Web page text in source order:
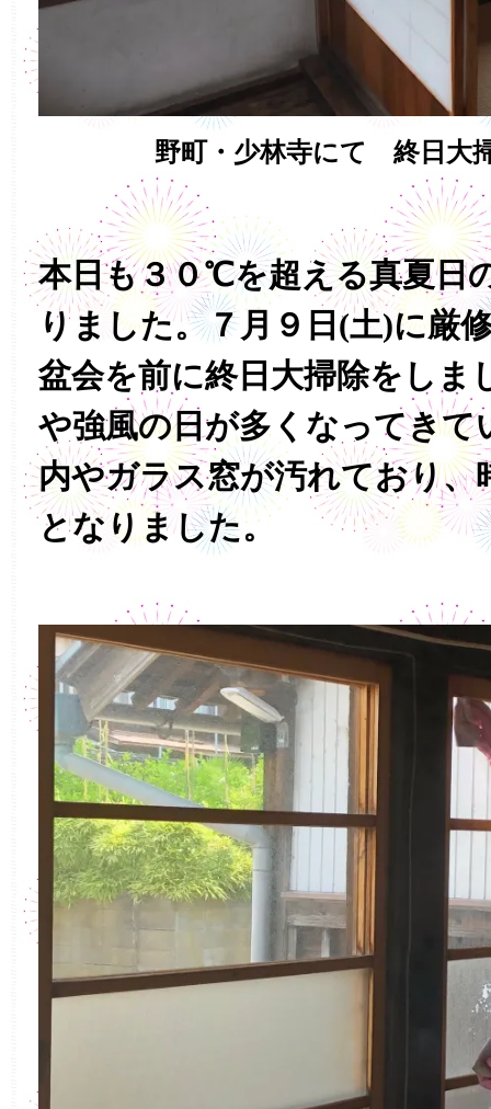
野町・少林寺にて 終日大
本日も３０℃を超える真夏日
りました。７月９日(土)に厳
盆会を前に終日大掃除をしま
や強風の日が多くなってきて
内やガラス窓が汚れており、
となりました。